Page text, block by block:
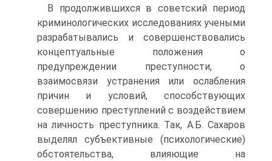
В продолжившихся в советский период
криминологических исследованиях учеными
разрабатывались и совершенствовались
концептуальные положения о
предупреждении преступности, о
взаимосвязи устранения или ослабления
причин и условий, способствующих
совершению преступлений с воздействием
на личность преступника. Так, А.Б. Сахаров
выделял субъективные (психологические)
обстоятельства, влияющие на